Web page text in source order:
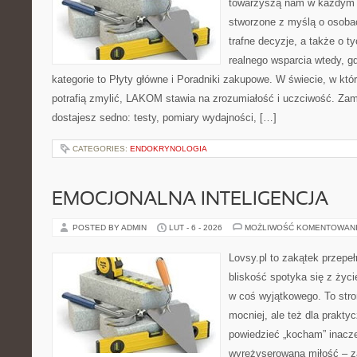
towarzyszą nam w
stworzone z myślą o
trafne decyzje, a także o
realnego wsparcia wtedy,
kategorie to Płyty główne i Poradniki zakupowe. W świecie, w
potrafią zmylić, LAKOM stawia na zrozumiałość i uczciwość.
dostajesz sedno: testy, pomiary wydajności, […]
CATEGORIES: ENDOKRYNOLOGIA
EMOCJONALNA INTELIGENCJA
POSTED BY ADMIN LUT - 6 - 2026 MOŻLIWOŚĆ
Lovsy.pl to zakątek
bliskość spotyka się z
w coś wyjątkowego. To
mocniej, ale też dla
powiedzieć „kocham”
wyreżyserowaną miłość –